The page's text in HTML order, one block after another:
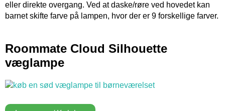
eller direkte overgang. Ved at daske/røre ved hovedet kan
barnet skifte farve på lampen, hvor der er 9 forskellige farver.
Roommate Cloud Silhouette
væglampe